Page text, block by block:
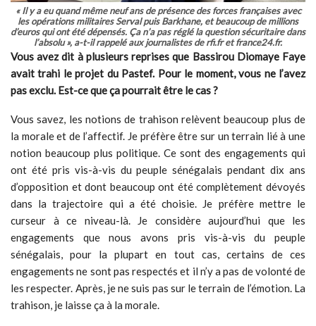
« Il y a eu quand même neuf ans de présence des forces françaises avec
les opérations militaires Serval puis Barkhane, et beaucoup de millions
d’euros qui ont été dépensés. Ça n’a pas réglé la question sécuritaire dans
l’absolu », a-t-il rappelé aux journalistes de rfi.fr et france24.fr.
Vous avez dit à plusieurs reprises que Bassirou Diomaye Faye
avait trahi le projet du Pastef. Pour le moment, vous ne l’avez
pas exclu. Est-ce que ça pourrait être le cas ?
Vous savez, les notions de trahison relèvent beaucoup plus de
la morale et de l’affectif. Je préfère être sur un terrain lié à une
notion beaucoup plus politique. Ce sont des engagements qui
ont été pris vis-à-vis du peuple sénégalais pendant dix ans
d’opposition et dont beaucoup ont été complètement dévoyés
dans la trajectoire qui a été choisie. Je préfère mettre le
curseur à ce niveau-là. Je considère aujourd’hui que les
engagements que nous avons pris vis-à-vis du peuple
sénégalais, pour la plupart en tout cas, certains de ces
engagements ne sont pas respectés et il n’y a pas de volonté de
les respecter. Après, je ne suis pas sur le terrain de l’émotion. La
trahison, je laisse ça à la morale.